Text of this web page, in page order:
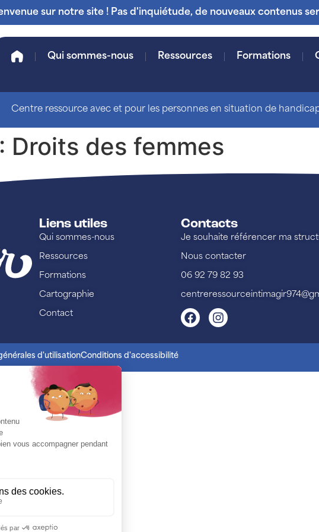
sur notre site ! Pas d'inquiétude, de nouveaux contenus
Qui sommes-nous Ressources Formations
Centre ressource avec et pour les personnes en situation de
Droits des femmes
Liens utiles
Qui sommes-nous
Ressources
Formations
Cartographie
Contact
Contacts
Je souhaite référencer ma
Nous contacter
06 92 79 82 93
d'utilisationConditions d'accessibilité